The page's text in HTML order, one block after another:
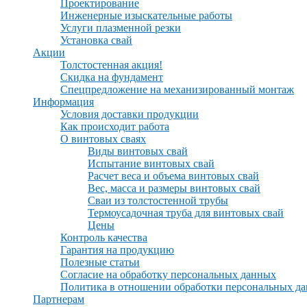
Проектирование
Инженерные изыскательные работы
Услуги плазменной резки
Установка свай
Акции
Толстостенная акция!
Скидка на фундамент
Спецпредложение на механизированный монтаж
Информация
Условия доставки продукции
Как происходит работа
О винтовых сваях
Виды винтовых свай
Испытание винтовых свай
Расчет веса и объема винтовых свай
Вес, масса и размеры винтовых свай
Сваи из толстостенной трубы
Термоусадочная труба для винтовых свай
Цены
Контроль качества
Гарантия на продукцию
Полезные статьи
Согласие на обработку персональных данных
Политика в отношении обработки персональных
Партнерам